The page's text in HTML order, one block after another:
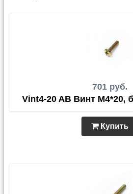
701 руб.
Vint4-20 AB Винт М4*20,
Купить